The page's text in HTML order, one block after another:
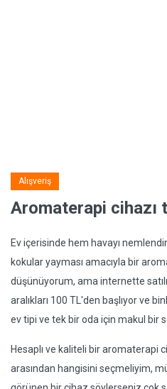
Alışveriş
Aromaterapi cihazı
Ev içerisinde hem havayı
kokular yayması amacıyla bir
düşünüyorum, ama internette
aralıkları 100 TL'den başlıyor ve
ev tipi ve tek bir oda için makul bir
Hesaplı ve kaliteli bir aromaterapi
arasından hangisini seçmeliyim,